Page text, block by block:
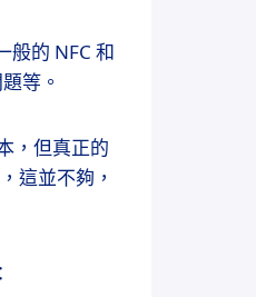
般的 NFC 和
等。
，但真正的
這並不夠，